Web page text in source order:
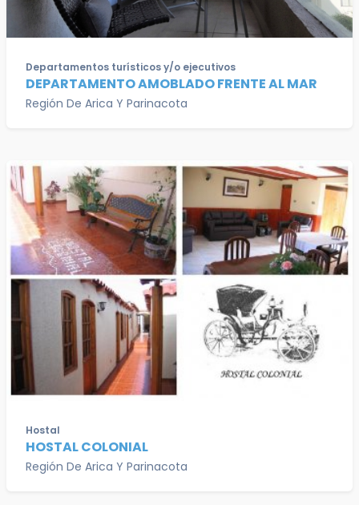
Departamentos turísticos y/o ejecutivos
DEPARTAMENTO AMOBLADO FRENTE AL MAR
Región De Arica Y Parinacota
Hostal
HOSTAL COLONIAL
Región De Arica Y Parinacota